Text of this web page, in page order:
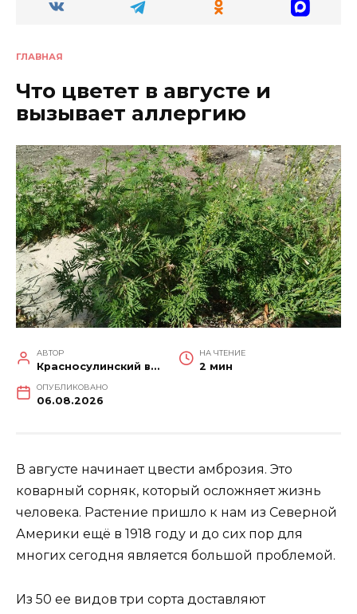
ГЛАВНАЯ
Что цветет в августе и
вызывает аллергию
АВТОР
Красносулинский вестник
НА ЧТЕНИЕ
2 мин
ОПУБЛИКОВАНО
06.08.2026
В августе начинает цвести амброзия. Это
коварный сорняк, который осложняет жизнь
человека. Растение пришло к нам из Северной
Америки ещё в 1918 году и до сих пор для
многих сегодня является большой проблемой.
Из 50 ее видов три сорта доставляют